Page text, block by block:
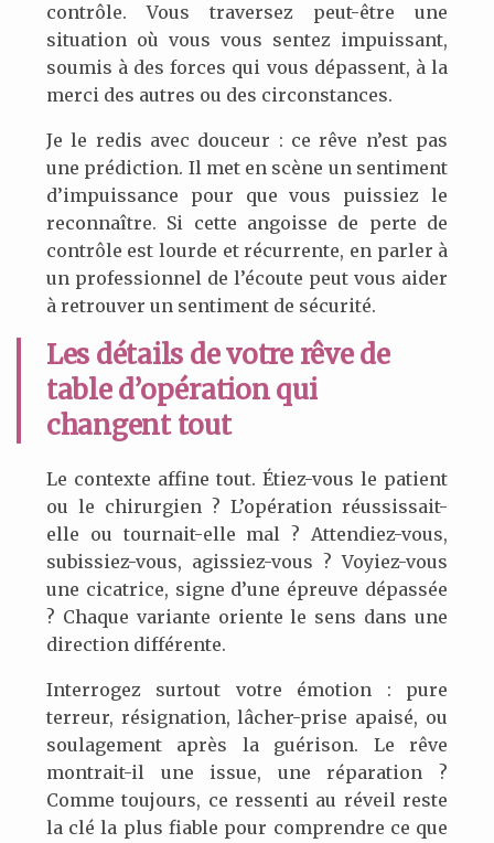
contrôle. Vous traversez peut-être une
situation où vous vous sentez impuissant,
soumis à des forces qui vous dépassent, à la
merci des autres ou des circonstances.
Je le redis avec douceur : ce rêve n’est pas
une prédiction. Il met en scène un sentiment
d’impuissance pour que vous puissiez le
reconnaître. Si cette angoisse de perte de
contrôle est lourde et récurrente, en parler à
un professionnel de l’écoute peut vous aider
à retrouver un sentiment de sécurité.
Les détails de votre rêve de
table d’opération qui
changent tout
Le contexte affine tout. Étiez-vous le patient
ou le chirurgien ? L’opération réussissait-
elle ou tournait-elle mal ? Attendiez-vous,
subissiez-vous, agissiez-vous ? Voyiez-vous
une cicatrice, signe d’une épreuve dépassée
? Chaque variante oriente le sens dans une
direction différente.
Interrogez surtout votre émotion : pure
terreur, résignation, lâcher-prise apaisé, ou
soulagement après la guérison. Le rêve
montrait-il une issue, une réparation ?
Comme toujours, ce ressenti au réveil reste
la clé la plus fiable pour comprendre ce que